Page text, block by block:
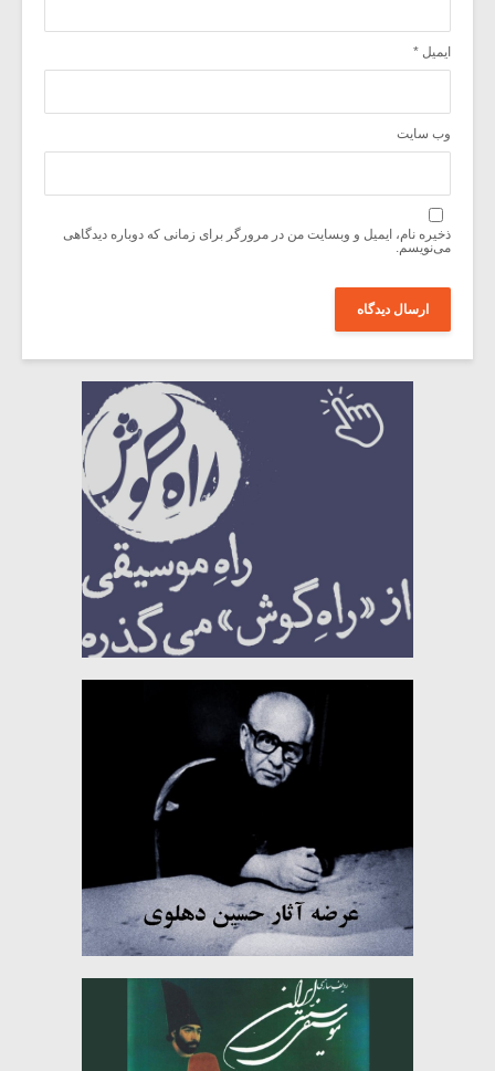
ایمیل *
وب‌ سایت
ذخیره نام، ایمیل و وبسایت من در مرورگر برای زمانی که دوباره دیدگاهی
می‌نویسم.